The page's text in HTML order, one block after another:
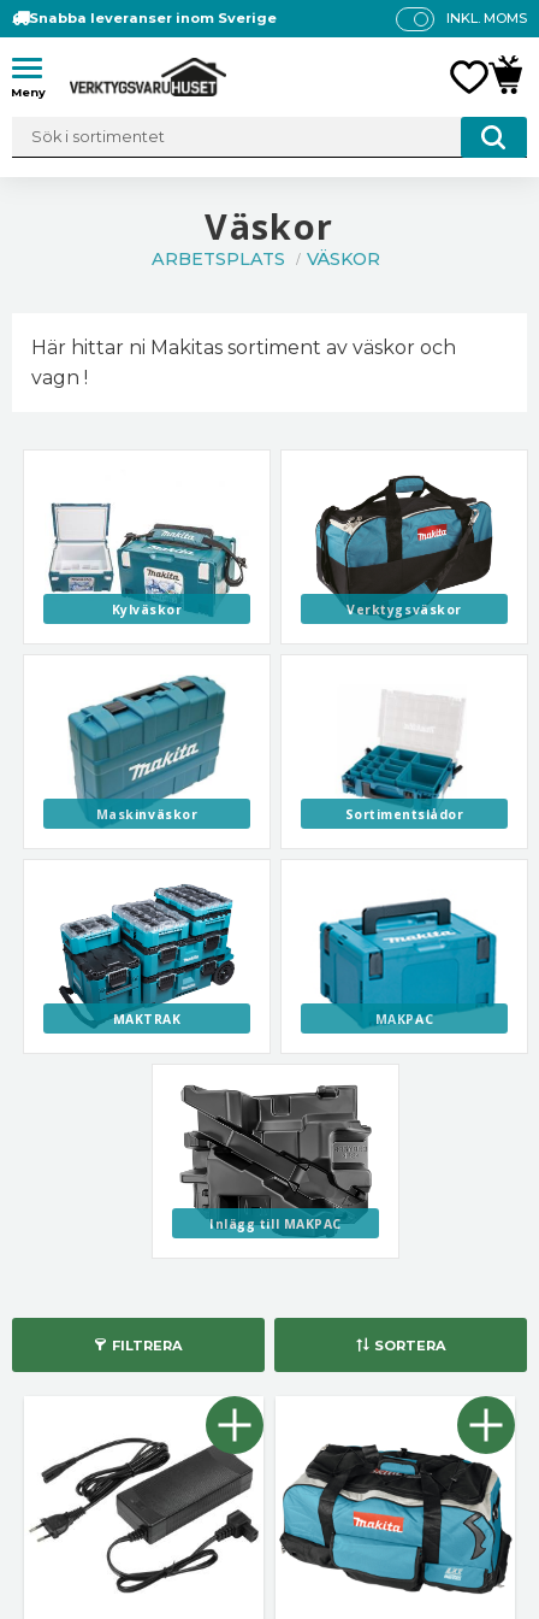
Meny
Snabba leveranser inom Sverige
P
V
INKL. MOMS
Väskor
ARBETSPLATS VÄSKOR
Här hittar ni Makitas sortiment av väskor och
vagn !
Kylväskor Verktygsväskor
Maskinväskor Sortimentslådor
MAKTRAK MAKPAC
Inlägg till MAKPAC
FILTRERA SORTERA